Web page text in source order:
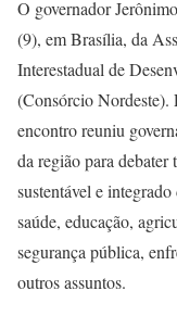
O governador
(9), em Brasília, da
Interestadual de
(Consórcio Nordeste).
encontro reuniu
da região para
sustentável e
saúde, educação,
segurança pública,
outros assuntos.